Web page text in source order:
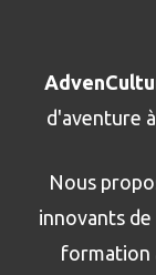
d'aventure
Nous
innovants
formation